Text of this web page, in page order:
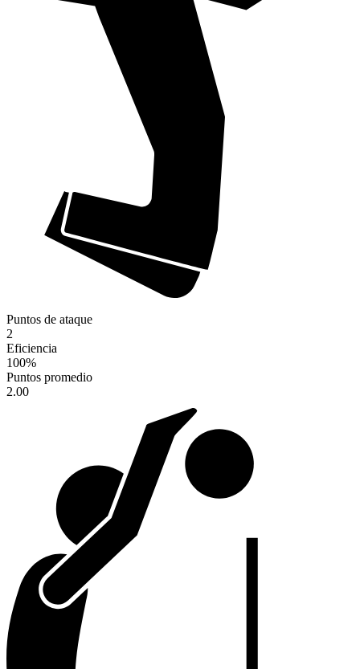
Puntos de ataque
2
Eficiencia
100%
Puntos promedio
2.00